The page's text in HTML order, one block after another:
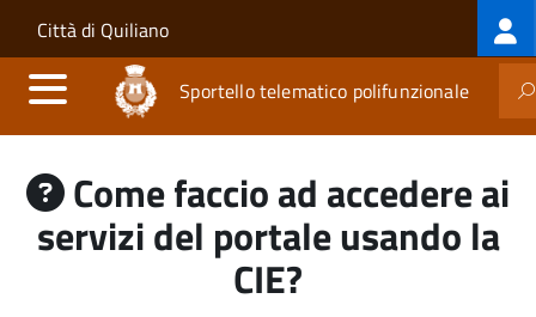
Salta al contenuto principale
Skip to site navigation
Città di Quiliano
Sportello telematico polifunzionale
Come faccio ad accedere ai
servizi del portale usando la
CIE?